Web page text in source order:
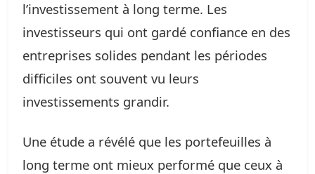
l’investissement à long terme. Les
investisseurs qui ont gardé confiance en des
entreprises solides pendant les périodes
difficiles ont souvent vu leurs
investissements grandir.
Une étude a révélé que les portefeuilles à
long terme ont mieux performé que ceux à